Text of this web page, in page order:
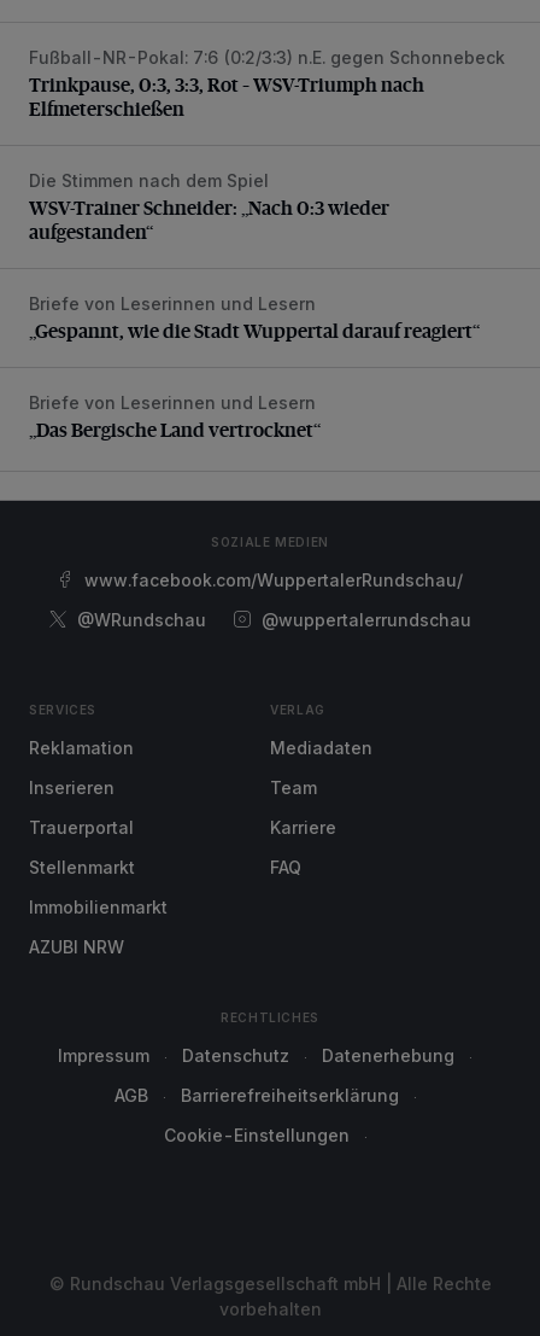
Trinkpause, 0:3, 3:3, Rot – WSV-Triumph nach
Fußball-NR-Pokal: 7:6 (0:2/3:3) n.E. gegen Schonnebeck
Trinkpause, 0:3, 3:3, Rot – WSV-Triumph nach
Elfmeterschießen
WSV-Trainer Schneider: „Nach 0:3 wieder aufgestanden“
Die Stimmen nach dem Spiel
WSV-Trainer Schneider: „Nach 0:3 wieder
aufgestanden“
„Gespannt, wie die Stadt Wuppertal darauf reagiert“
Briefe von Leserinnen und Lesern
„Gespannt, wie die Stadt Wuppertal darauf reagiert“
„Das Bergische Land vertrocknet“
Briefe von Leserinnen und Lesern
„Das Bergische Land vertrocknet“
SOZIALE MEDIEN
www.facebook.com/WuppertalerRundschau/
@WRundschau
@wuppertalerrundschau
SERVICES
Reklamation
Inserieren
Trauerportal
Stellenmarkt
Immobilienmarkt
AZUBI NRW
VERLAG
Mediadaten
Team
Karriere
FAQ
RECHTLICHES
Impressum Datenschutz
Datenerhebung
AGB
Barrierefreiheitserklärung
Cookie-Einstellungen
© Rundschau Verlagsgesellschaft mbH | Alle Rechte
vorbehalten